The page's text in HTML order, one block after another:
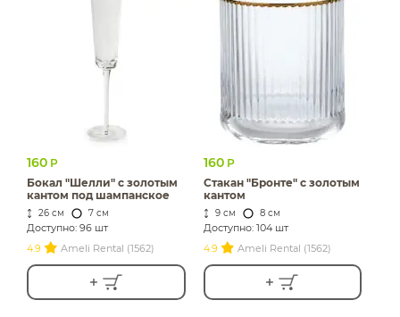
160 Р
Бокал "Шелли" с золотым
кантом под шампанское
26 см 7 см
Доступно: 96 шт
4.9
Ameli Rental (1562)
160 Р
Стакан "Бронте" с золотым
кантом
9 см 8 см
Доступно: 104 шт
4.9
Ameli Rental (1562)